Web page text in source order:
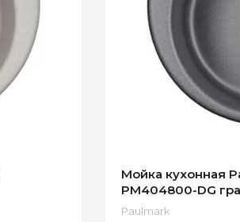
Мойка кухонная
PM404800-DG
Paulmark